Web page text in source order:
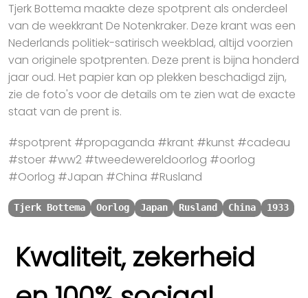
Tjerk Bottema maakte deze spotprent als onderdeel
van de weekkrant De Notenkraker. Deze krant was een
Nederlands politiek-satirisch weekblad, altijd voorzien
van originele spotprenten. Deze prent is bijna honderd
jaar oud. Het papier kan op plekken beschadigd zijn,
zie de foto's voor de details om te zien wat de exacte
staat van de prent is.
#spotprent #propaganda #krant #kunst #cadeau
#stoer #ww2 #tweedewereldoorlog #oorlog
#Oorlog #Japan #China #Rusland
Tjerk Bottema Oorlog Japan Rusland China 1933
Kwaliteit, zekerheid